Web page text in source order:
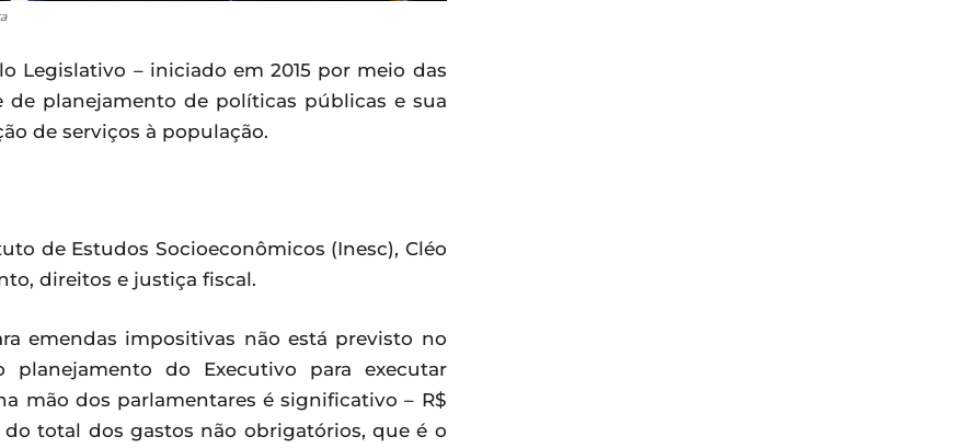
Legislativo – iniciado em 2015 por meio das
de planejamento de políticas públicas e sua
de serviços à população.
de Estudos Socioeconômicos (Inesc), Cléo
direitos e justiça fiscal.
emendas impositivas não está previsto no
planejamento do Executivo para executar
mão dos parlamentares é significativo – R$
total dos gastos não obrigatórios, que é o